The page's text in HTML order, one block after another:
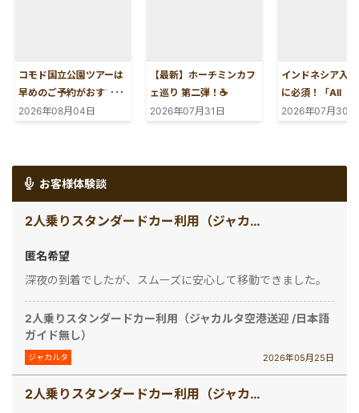
コモド国立公園ツアーは
早めのご予約がおすすめ
です｜入場制限について
2026年08月04日
【最新】ホーチミンカフ
ェ巡り 第二弾！☕️
2026年07月31日
インドネシア入
に必須！「All
Indonesia」登録
2026年07月30日
お客様体験談
2人乗りスタンダードカー利用（ジャカルタ空港送迎 /日本語ガイド無し）
匿名希望
深夜の到着でしたが、スムーズに安心して移動できました。
2人乗りスタンダードカー利用（ジャカルタ空港送迎 /日本語
ガイド無し）
ジャカルタ 2026年05月25日
2人乗りスタンダードカー利用（ジャカルタ空港送迎 /日本語ガイド無し）